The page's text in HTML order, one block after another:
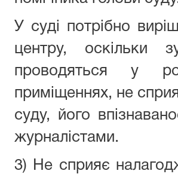
У суді потрібно
центру, оскільки
проводяться у
приміщеннях, не
суду, його
журналістами.
3) Не сприяє